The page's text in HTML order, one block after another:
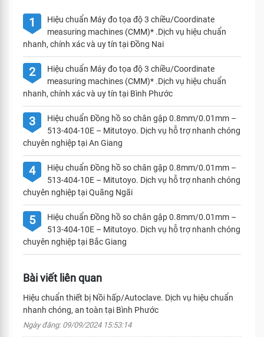
1
Hiệu chuẩn Máy đo tọa độ 3 chiều/Coordinate
measuring machines (CMM)* .Dịch vụ hiệu chuẩn
nhanh, chính xác và uy tín tại Đồng Nai
2
Hiệu chuẩn Máy đo tọa độ 3 chiều/Coordinate
measuring machines (CMM)* .Dịch vụ hiệu chuẩn
nhanh, chính xác và uy tín tại Bình Phước
3
Hiệu chuẩn Đồng hồ so chân gập 0.8mm/0.01mm –
513-404-10E – Mitutoyo. Dịch vụ hỗ trợ nhanh chóng
chuyên nghiệp tại An Giang
4
Hiệu chuẩn Đồng hồ so chân gập 0.8mm/0.01mm –
513-404-10E – Mitutoyo. Dịch vụ hỗ trợ nhanh chóng
chuyên nghiệp tại Quãng Ngãi
5
Hiệu chuẩn Đồng hồ so chân gập 0.8mm/0.01mm –
513-404-10E – Mitutoyo. Dịch vụ hỗ trợ nhanh chóng
chuyên nghiệp tại Bắc Giang
Bài viết liên quan
Hiệu chuẩn thiết bị Nồi hấp/Autoclave. Dịch vụ hiệu chuẩn
nhanh chóng, an toàn tại Bình Phước
Ngày đăng: 09/09/2024 15:53:14